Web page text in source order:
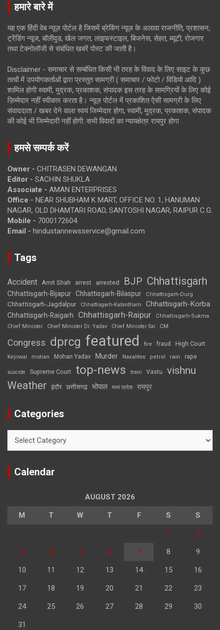
हमारे बारे में
यह एक हिंदी वेब न्यूज़ पोर्टल है जिसमें ब्रेकिंग न्यूज़ के अलावा राजनीति, प्रशासन,
ट्रेंडिंग न्यूज, बॉलीवुड, खेल जगत, लाइफस्टाइल, बिजनेस, सेहत, ब्यूटी, रोजगार
तथा टेक्नोलॉजी से संबंधित खबरें पोस्ट की जाती है।
Disclaimer - समाचार से सम्बंधित किसी भी तरह के विवाद के लिए साइट के कुछ
तत्वों में उपयोगकर्ताओं द्वारा प्रस्तुत सामग्री ( समाचार / फोटो / विडियो आदि )
शामिल होगी स्वामी, मुद्रक, प्रकाशक, संपादक इस तरह के सामग्रियों के लिए कोई
ज़िम्मेदार नहीं स्वीकार करता है। न्यूज़ पोर्टल में प्रकाशित ऐसी सामग्री के लिए
संवाददाता / खबर देने वाला स्वयं जिम्मेदार होगा, स्वामी, मुद्रक, प्रकाशक, संपादक
की कोई भी जिम्मेदारी नहीं होगी. सभी विवादों का न्यायक्षेत्र रायपुर होगा
हमसे सम्पर्क करें
Owner - CHITRASEN DEWANGAN
Editor - SACHIN SHUKLA
Associate - AMAN ENTERPRISES
Office - NEAR SHUBHAM K MART, OFFICE NO. 1, HANUMAN
NAGAR, OLD DHAMTARI ROAD, SANTOSHI NAGAR, RAIPUR C.G.
Mobile - 7000172604
Email - hindustannewsservice@gmail.com
Tags
Accident Amit Shah arrest arrested BJP Chhattisgarh
Chhattisgarh-Bijapur Chhattisgarh-Bilaspur Chhattisgarh-Durg
Chhattisgarh-Jagdalpur Chhattisgarh-Kabirdham Chhattisgarh-Korba
Chhattisgarh-Raigarh Chhattisgarh-Raipur
Chhattisgarh-Sukma
Chief Minister
Chief Minister Dr. Yadav Chief Minister Sai CM
Congress dprcg featured fire fraud High Court
Kejriwal mohan Mohan Yadav Murder Naxalites petrol rain rape
suicide Supreme Court top-news train Vastu vishnu
Weather इंदौर छत्तीसगढ़ भोपाल मध्य प्रदेश रायपुर
Categories
Calendar
AUGUST 2026
M T W T F S S
1 2
3 4 5 6 7 8 9
10 11 12 13 14 15 16
17 18 19 20 21 22 23
24 25 26 27 28 29 30
31